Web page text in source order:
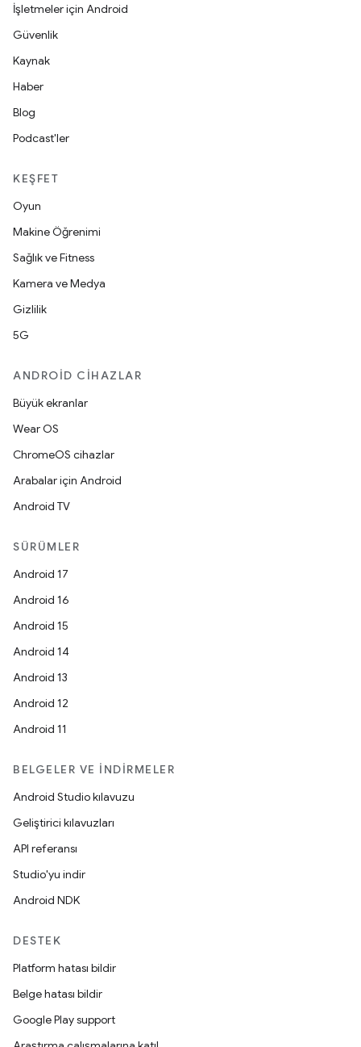
İşletmeler için Android
Güvenlik
Kaynak
Haber
Blog
Podcast'ler
KEŞFET
Oyun
Makine Öğrenimi
Sağlık ve Fitness
Kamera ve Medya
Gizlilik
5G
ANDROID CIHAZLAR
Büyük ekranlar
Wear OS
ChromeOS cihazlar
Arabalar için Android
Android TV
SÜRÜMLER
Android 17
Android 16
Android 15
Android 14
Android 13
Android 12
Android 11
BELGELER VE İNDIRMELER
Android Studio kılavuzu
Geliştirici kılavuzları
API referansı
Studio'yu indir
Android NDK
DESTEK
Platform hatası bildir
Belge hatası bildir
Google Play support